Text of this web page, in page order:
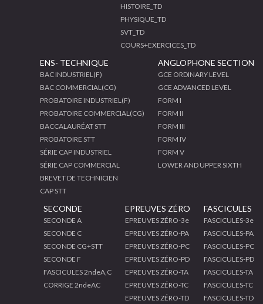
HISTOIRE_TD
PHYSIQUE_TD
SVT_TD
COURS+EXERCICES_TD
ENS- TECHNIQUE
BAC INDUSTRIEL(F)
BAC COMMERCIAL(CG)
PROBATOIRE INDUSTRIEL(F)
PROBATOIRE COMMERCIAL(CG)
BACCALAURÉAT STT
PROBATOIRE STT
SÉRIE CAP INDUSTRIEL
SÉRIE CAP COMMERCIAL
BREVET DE TECHNICIEN
CAP STT
ANGLOPHONE SECTION
GCE ORDINARY LEVEL
GCE ADVANCED LEVEL
FORM I
FORM II
FORM III
FORM IV
FORM V
LOWER AND UPPER SIXTH
SECONDE
SECONDE A
SECONDE C
SECONDE CG+STT
SECONDE F
FASCICULES 2ndeA,C
CORRIGE 2ndeAC
EPREUVES ZÉRO
EPREUVES ZÉRO-3e
EPREUVES ZÉRO-PA
EPREUVES ZÉRO-PC
EPREUVES ZÉRO-PD
EPREUVES ZÉRO-TA
EPREUVES ZÉRO-TC
EPREUVES ZÉRO-TD
FASCICULES
FASCICULES-3e
FASCICULES-PA
FASCICULES-PC
FASCICULES-PD
FASCICULES-TA
FASCICULES-TC
FASCICULES-TD